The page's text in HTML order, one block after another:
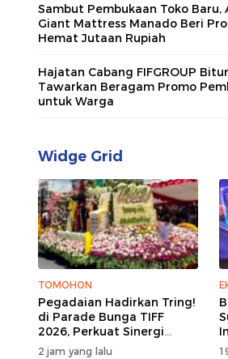
Sambut Pembukaan Toko Baru,
Giant Mattress Manado Beri
Hemat Jutaan Rupiah
Hajatan Cabang FIFGROUP
Tawarkan Beragam Promo
untuk Warga
Widge Grid
TOMOHON
Pegadaian Hadirkan Tring!
di Parade Bunga TIFF
2026, Perkuat Sinergi
Pariwisata Sulut
2 jam yang lalu